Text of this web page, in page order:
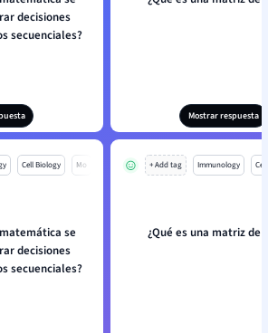
decisiones
secuenciales?
Mostrar respuesta
Cell Biology Mo
se
decisiones
secuenciales?
+ Add tag Immunology
¿Qué es una matriz de